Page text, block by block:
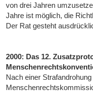
von drei Jahren
Jahre ist möglich, die
Der Rat gesteht
2000: Das 12.
Nach einer